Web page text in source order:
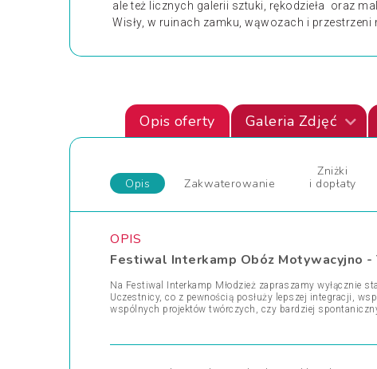
ale też licznych galerii sztuki, rękodzieła oraz
Wisły, w ruinach zamku, wąwozach i przestrzeni
Opis oferty Galeria Zdjęć
Opis Zakwaterowanie
Zniżki
i dopłaty
OPIS
Festiwal Interkamp Obóz Motywacyjno -
Na Festiwal Interkamp Młodzież zapraszamy wyłącznie
Uczestnicy, co z pewnością posłuży lepszej integracji,
wspólnych projektów twórczych, czy bardziej